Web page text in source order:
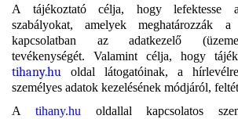
A tájékoztató célja, hogy lefektesse
szabályokat, amelyek meghatározzák a
kapcsolatban az adatkezelő
tevékenységét. Valamint célja, hogy
tihany.hu oldal látogatóinak, a
személyes adatok kezelésének módjáról,
A tihany.hu oldallal kapcsolatos